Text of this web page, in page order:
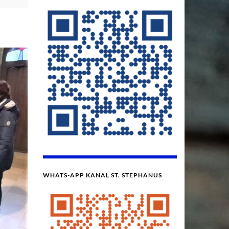
WHATS-APP KANAL ST. STEPHANUS